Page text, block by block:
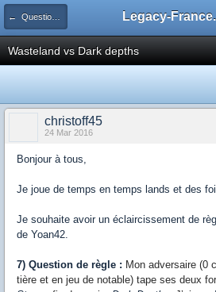
← Questions de règles
Wasteland vs Dark depths
christoff45
24 Mar 2016
Bonjour à tous,
Je joue de temps en temps lands et des
Je souhaite avoir un éclaircissement de
de Yoan42.
7) Question de règle : Mon adversaire (0
tière et en jeu de notable) tape ses deux